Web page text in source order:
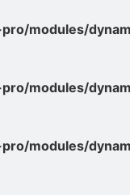
modules/
modules/
modules/